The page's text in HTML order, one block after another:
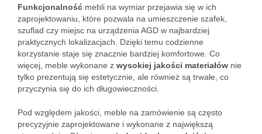
Funkcjonalność mebli na wymiar przejawia się w ich
zaprojektowaniu, które pozwala na umieszczenie szafek,
szuflad czy miejsc na urządzenia AGD w najbardziej
praktycznych lokalizacjach. Dzięki temu codzienne
korzystanie staje się znacznie bardziej komfortowe. Co
więcej, meble wykonane z wysokiej jakości materiałów nie
tylko prezentują się estetycznie, ale również są trwałe, co
przyczynia się do ich długowieczności.
Pod względem jakości, meble na zamówienie są często
precyzyjnie zaprojektowane i wykonane z największą